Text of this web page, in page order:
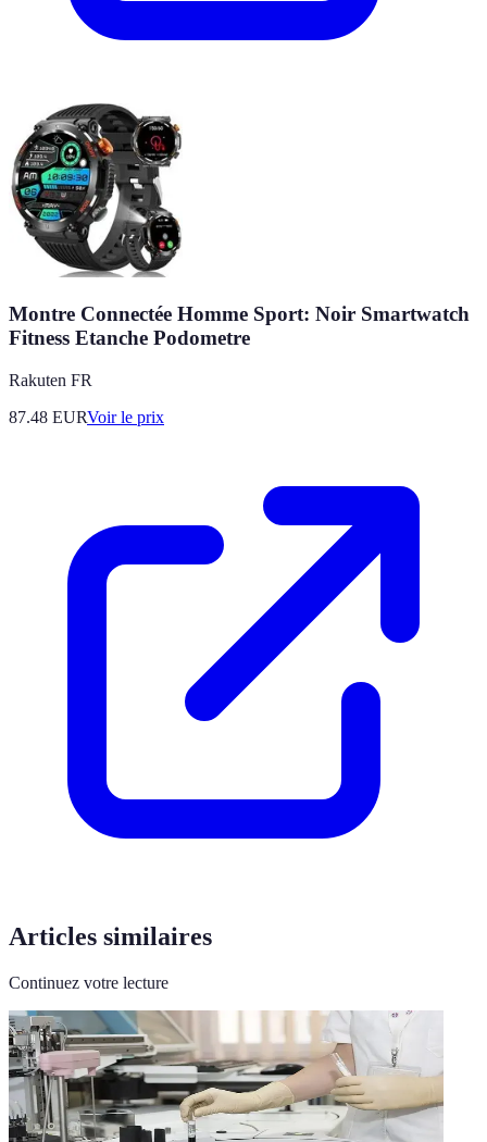
Montre Connectée Homme Sport: Noir Smartwatch
Fitness Etanche Podometre
Rakuten FR
87.48 EURVoir le prix
Articles similaires
Continuez votre lecture